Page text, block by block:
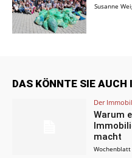
Susanne
DAS KÖNNTE SIE AUCH
Der
Warum
macht